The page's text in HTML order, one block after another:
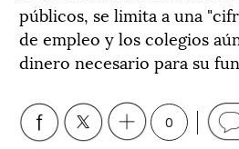
públicos, se limita a una
de empleo y los colegios
dinero necesario para su
0